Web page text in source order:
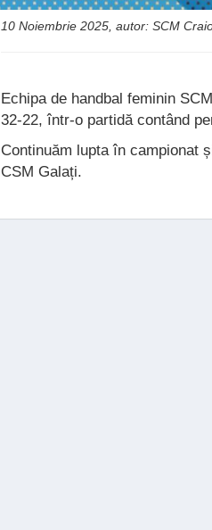
10 Noiembrie 2025, autor: SCM
Echipa de handbal feminin
32-22, într-o partidă contând
Continuăm lupta în campionat
CSM Galați.